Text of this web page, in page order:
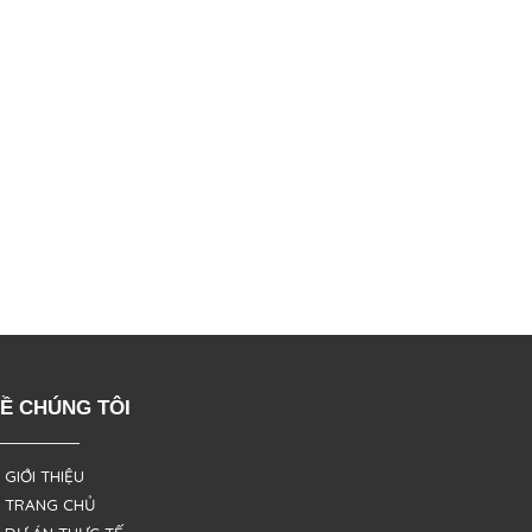
CHÚNG TÔI
THIỆU
CHỦ